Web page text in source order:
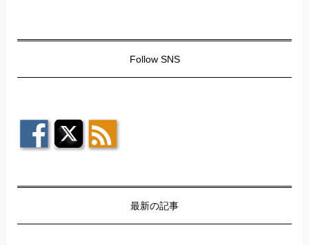
Follow SNS
最新の記事